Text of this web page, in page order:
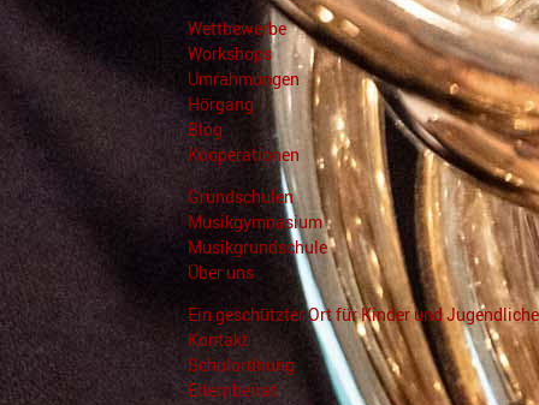
Wettbewerbe
Workshops
Umrahmungen
Hörgang
Blog
Kooperationen
Grundschulen
Musikgymnasium
Musikgrundschule
Über uns
Ein geschützter Ort für Kinder und Jugendliche
Kontakt
Schulordnung
Elternbeirat